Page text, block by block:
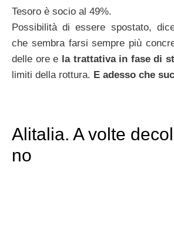
Tesoro è socio al 49%.
Possibilità di essere spostato,
che sembra farsi sempre più
delle ore e la trattativa in fase di
limiti della rottura. E adesso che
Alitalia. A volte
no